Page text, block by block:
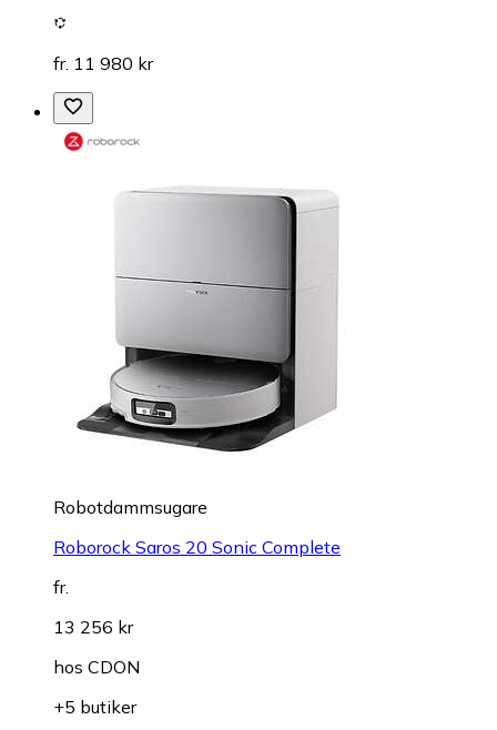
fr. 11 980 kr
Robotdammsugare
Roborock Saros 20 Sonic Complete
fr.
13 256 kr
hos CDON
+5 butiker